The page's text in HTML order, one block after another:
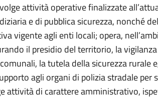
attività operative finalizzate
e di pubblica sicurezza, nonché
vigente agli enti locali; opera,
il presidio del territorio, la
la tutela della sicurezza rurale
agli organi di polizia stradale per
attività di carattere amministrativo,